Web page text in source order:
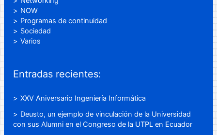
NOW
Programas de continuidad
Sociedad
Varios
Entradas recientes:
XXV Aniversario Ingeniería Informática
Deusto, un ejemplo de vinculación de la Universidad
con sus Alumni en el Congreso de la UTPL en Ecuador